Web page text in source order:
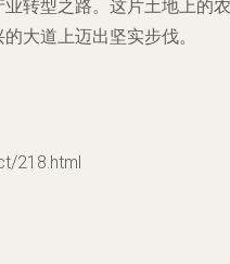
转型之路。这片土地上的农
大道上迈出坚实步伐。
218.html